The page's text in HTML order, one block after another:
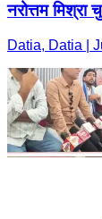
नरोत्तम
Datia, Datia |